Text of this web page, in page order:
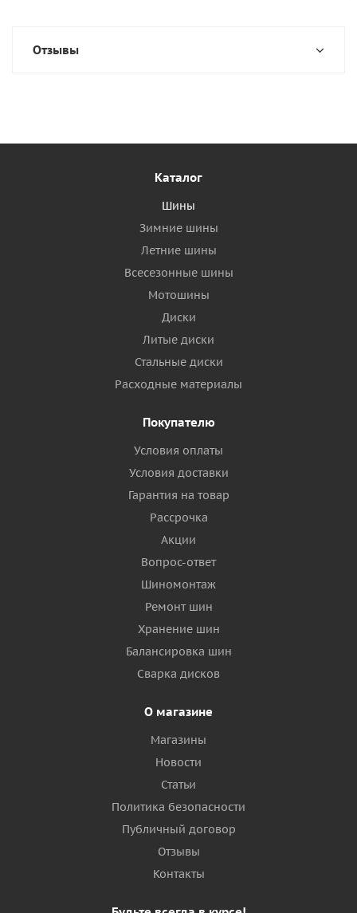
Отзывы
Каталог
Шины
Зимние шины
Летние шины
Всесезонные шины
Мотошины
Диски
Литые диски
Стальные диски
Расходные материалы
Покупателю
Условия оплаты
Условия доставки
Гарантия на товар
Рассрочка
Акции
Вопрос-ответ
Шиномонтаж
Ремонт шин
Хранение шин
Балансировка шин
Сварка дисков
О магазине
Магазины
Новости
Статьи
Политика безопасности
Публичный договор
Отзывы
Контакты